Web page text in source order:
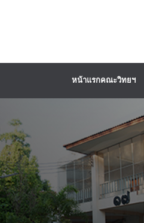
หน้าแรกคณะวิทยฯ